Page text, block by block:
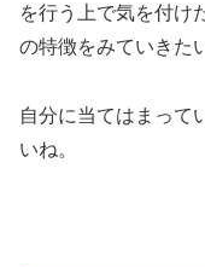
を行う上で気を付け
の特徴をみていきた
自分に当てはまって
いね。